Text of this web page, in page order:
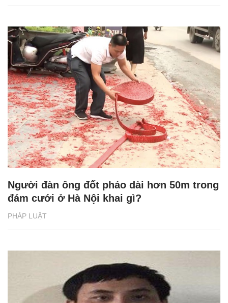
PHÁP LUẬT
Người đàn ông đốt pháo dài hơn 50m trong
đám cưới ở Hà Nội khai gì?